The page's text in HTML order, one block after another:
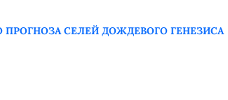
ПРОГНОЗА СЕЛЕЙ ДОЖДЕВОГО ГЕНЕЗИСА